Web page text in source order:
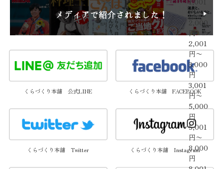
円〜
2,000
円
2,001
円〜
3,000
円
3,001
円〜
5,000
円
5,001
円〜
8,000
円
くらづくり本舗 公式LINE くらづくり本舗 FACEBOOK
くらづくり本舗 Twitter くらづくり本舗 Instagram